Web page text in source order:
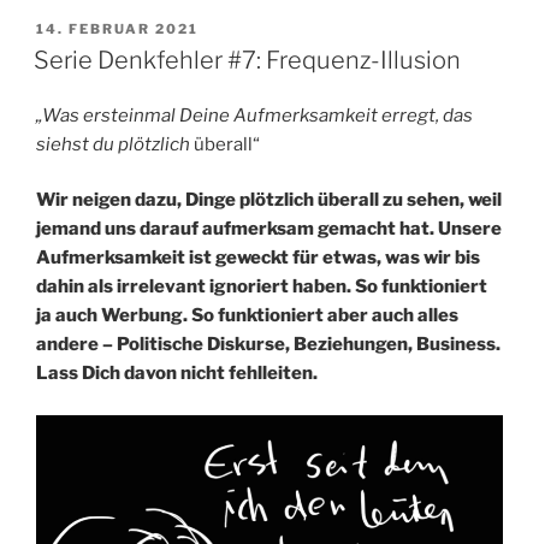
VERÖFFENTLICHT
AM
14. FEBRUAR 2021
Serie Denkfehler #7: Frequenz-Illusion
„Was ersteinmal Deine Aufmerksamkeit erregt, das
siehst du plötzlich überall“
Wir neigen dazu, Dinge plötzlich überall zu sehen, weil
jemand uns darauf aufmerksam gemacht hat. Unsere
Aufmerksamkeit ist geweckt für etwas, was wir bis
dahin als irrelevant ignoriert haben. So funktioniert
ja auch Werbung. So funktioniert aber auch alles
andere – Politische Diskurse, Beziehungen, Business.
Lass Dich davon nicht fehlleiten.